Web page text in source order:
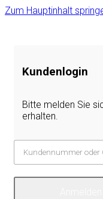
Zum Hauptinhalt
Kundenlogin
Bitte melden Sie
erhalten.